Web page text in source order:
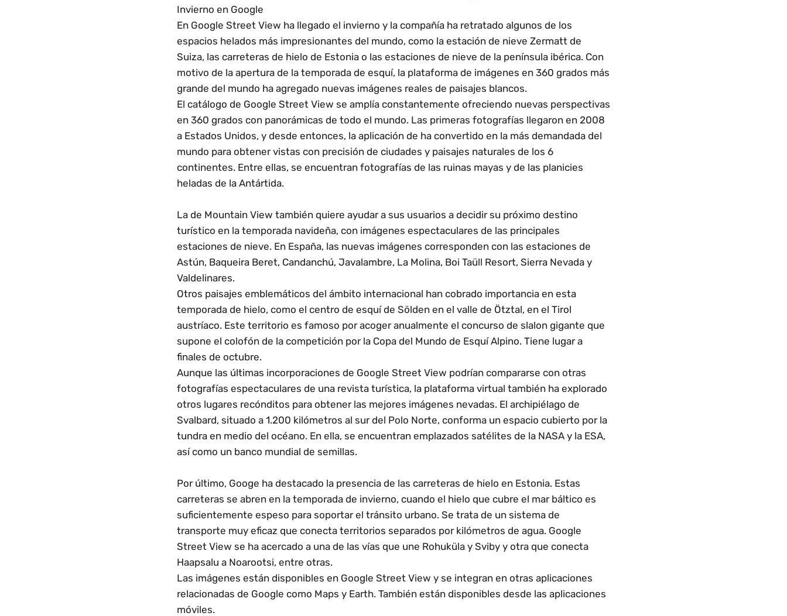
Invierno en Google
En Google Street View ha llegado el invierno y la compañía ha retratado algunos de los
espacios helados más impresionantes del mundo, como la estación de nieve Zermatt de
Suiza, las carreteras de hielo de Estonia o las estaciones de nieve de la península ibérica. Con
motivo de la apertura de la temporada de esquí, la plataforma de imágenes en 360 grados más
grande del mundo ha agregado nuevas imágenes reales de paisajes blancos.
El catálogo de Google Street View se amplía constantemente ofreciendo nuevas perspectivas
en 360 grados con panorámicas de todo el mundo. Las primeras fotografías llegaron en 2008
a Estados Unidos, y desde entonces, la aplicación de ha convertido en la más demandada del
mundo para obtener vistas con precisión de ciudades y paisajes naturales de los 6
continentes. Entre ellas, se encuentran fotografías de las ruinas mayas y de las planicies
heladas de la Antártida.
La de Mountain View también quiere ayudar a sus usuarios a decidir su próximo destino
turístico en la temporada navideña, con imágenes espectaculares de las principales
estaciones de nieve. En España, las nuevas imágenes corresponden con las estaciones de
Astún, Baqueira Beret, Candanchú, Javalambre, La Molina, Boi Taüll Resort, Sierra Nevada y
Valdelinares.
Otros paisajes emblemáticos del ámbito internacional han cobrado importancia en esta
temporada de hielo, como el centro de esquí de Sölden en el valle de Ötztal, en el Tirol
austríaco. Este territorio es famoso por acoger anualmente el concurso de slalon gigante que
supone el colofón de la competición por la Copa del Mundo de Esquí Alpino. Tiene lugar a
finales de octubre.
Aunque las últimas incorporaciones de Google Street View podrían compararse con otras
fotografías espectaculares de una revista turística, la plataforma virtual también ha explorado
otros lugares recónditos para obtener las mejores imágenes nevadas. El archipiélago de
Svalbard, situado a 1.200 kilómetros al sur del Polo Norte, conforma un espacio cubierto por la
tundra en medio del océano. En ella, se encuentran emplazados satélites de la NASA y la ESA,
así como un banco mundial de semillas.
Por último, Googe ha destacado la presencia de las carreteras de hielo en Estonia. Estas
carreteras se abren en la temporada de invierno, cuando el hielo que cubre el mar báltico es
suficientemente espeso para soportar el tránsito urbano. Se trata de un sistema de
transporte muy eficaz que conecta territorios separados por kilómetros de agua. Google
Street View se ha acercado a una de las vías que une Rohuküla y Sviby y otra que conecta
Haapsalu a Noarootsi, entre otras.
Las imágenes están disponibles en Google Street View y se integran en otras aplicaciones
relacionadas de Google como Maps y Earth. También están disponibles desde las aplicaciones
móviles.